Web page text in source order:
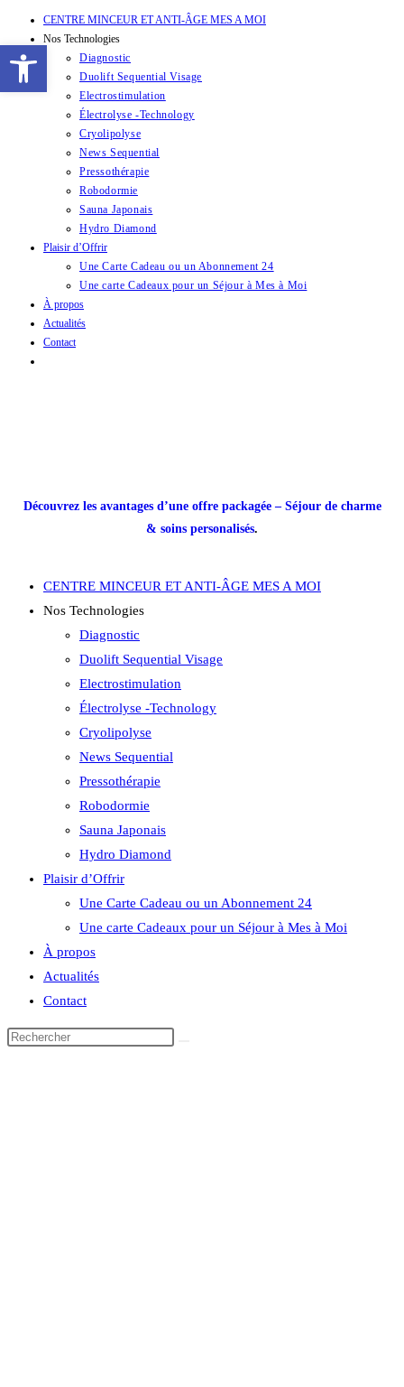
CENTRE MINCEUR ET ANTI-ÂGE MES A MOI
Nos Technologies
Diagnostic
Duolift Sequential Visage
Electrostimulation
Électrolyse -Technology
Cryolipolyse
News Sequential
Pressothérapie
Robodormie
Sauna Japonais
Hydro Diamond
Plaisir d’Offrir
Une Carte Cadeau ou un Abonnement 24
Une carte Cadeaux pour un Séjour à Mes à Moi
À propos
Actualités
Contact
Découvrez les avantages d’une offre packagée – Séjour de charme
& soins personalisés.
CENTRE MINCEUR ET ANTI-ÂGE MES A MOI
Nos Technologies
Diagnostic
Duolift Sequential Visage
Electrostimulation
Électrolyse -Technology
Cryolipolyse
News Sequential
Pressothérapie
Robodormie
Sauna Japonais
Hydro Diamond
Plaisir d’Offrir
Une Carte Cadeau ou un Abonnement 24
Une carte Cadeaux pour un Séjour à Mes à Moi
À propos
Actualités
Contact
Ouvrir la barre d’outils